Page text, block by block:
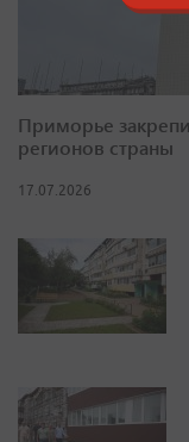
Приморье
регионов страны
17.07.2026